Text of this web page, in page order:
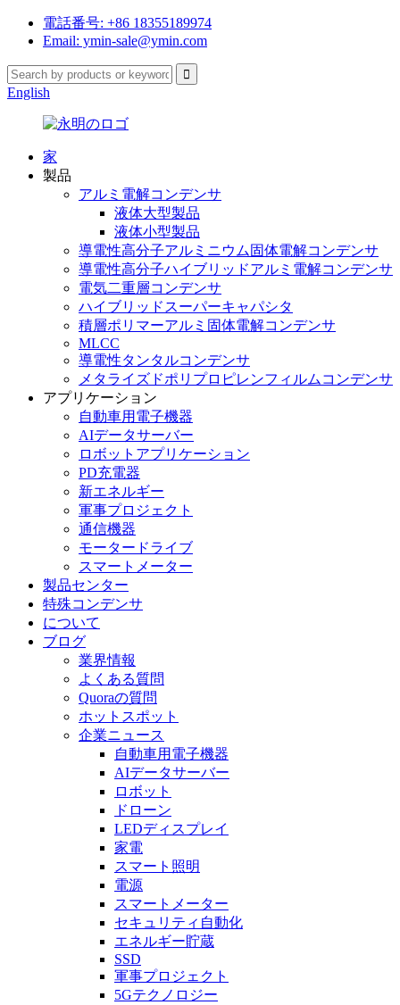
電話番号: +86 18355189974
Email: ymin-sale@ymin.com
English
家
製品
アルミ電解コンデンサ
液体大型製品
液体小型製品
導電性高分子アルミニウム固体電解コンデンサ
導電性高分子ハイブリッドアルミ電解コンデンサ
電気二重層コンデンサ
ハイブリッドスーパーキャパシタ
積層ポリマーアルミ固体電解コンデンサ
MLCC
導電性タンタルコンデンサ
メタライズドポリプロピレンフィルムコンデンサ
アプリケーション
自動車用電子機器
AIデータサーバー
ロボットアプリケーション
PD充電器
新エネルギー
軍事プロジェクト
通信機器
モータードライブ
スマートメーター
製品センター
特殊コンデンサ
について
ブログ
業界情報
よくある質問
Quoraの質問
ホットスポット
企業ニュース
自動車用電子機器
AIデータサーバー
ロボット
ドローン
LEDディスプレイ
家電
スマート照明
電源
スマートメーター
セキュリティ自動化
エネルギー貯蔵
SSD
軍事プロジェクト
5Gテクノロジー